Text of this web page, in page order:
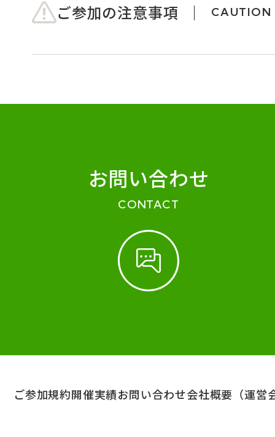
ご参加の注意事項 CAUTION
お問い合わせ
CONTACT
ご参加規約開催実績お問い合わせ会社概要（運営